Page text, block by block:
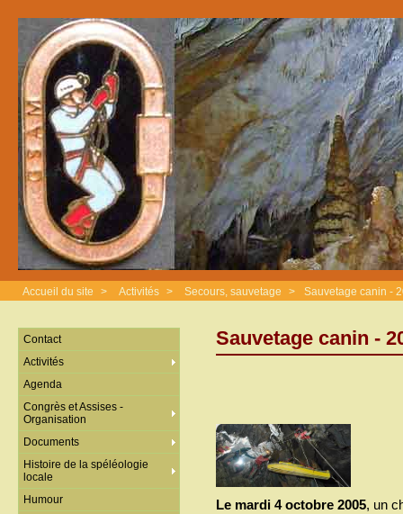
Accueil du site > Activités > Secours, sauvetage > Sauvetage canin -
Sauvetage canin -
Le mardi 4 octobre 2005, un
Contact
Activités
Agenda
Congrès et Assises -
Organisation
Documents
Histoire de la spéléologie
locale
Humour